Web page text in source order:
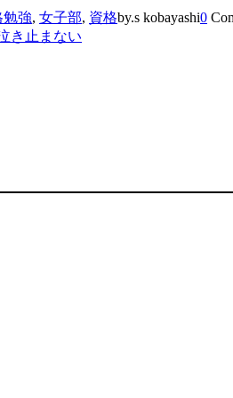
勉強, 女子部, 資格by.s kobayashi0
き止まない